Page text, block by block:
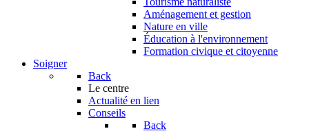
Aménagement et gestion
Nature en ville
Éducation à l'environnement
Formation civique et citoyenne
Soigner
Back
Le centre
Actualité en lien
Conseils
Back